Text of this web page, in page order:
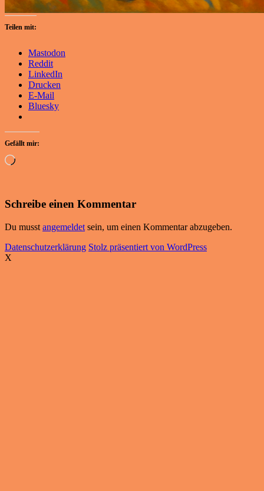
Teilen mit:
Mastodon
Reddit
LinkedIn
Drucken
E-Mail
Bluesky
Gefällt mir:
Wird
Schreibe einen Kommentar
Du musst angemeldet sein, um einen Kommentar abzugeben.
Datenschutzerklärung Stolz präsentiert von WordPress
X